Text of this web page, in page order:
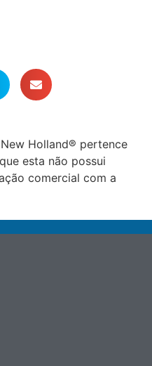
Holland® pertence
esta não possui
comercial com a